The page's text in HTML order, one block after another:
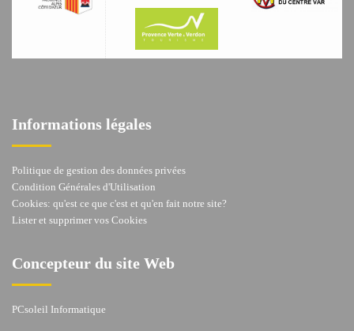
Informations légales
Politique de gestion des données privées
Condition Générales d'Utilisation
Cookies: qu'est ce que c'est et qu'en fait notre site?
Lister et supprimer vos Cookies
Concepteur du site Web
PCsoleil Informatique